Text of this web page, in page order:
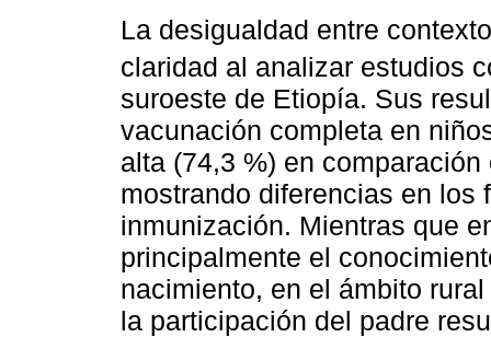
La desigualdad entre
claridad al analizar estudios
suroeste de Etiopía. Sus
vacunación completa en
alta (74,3 %) en
mostrando diferencias en los
inmunización. Mientras que
principalmente el
nacimiento, en el ámbito
la participación del padre